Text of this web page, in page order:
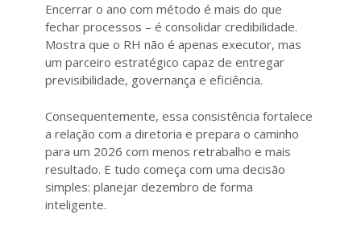
Encerrar o ano com método é mais do que
fechar processos – é consolidar credibilidade.
Mostra que o RH não é apenas executor, mas
um parceiro estratégico capaz de entregar
previsibilidade, governança e eficiência.
Consequentemente, essa consistência fortalece
a relação com a diretoria e prepara o caminho
para um 2026 com menos retrabalho e mais
resultado. E tudo começa com uma decisão
simples: planejar dezembro de forma
inteligente.